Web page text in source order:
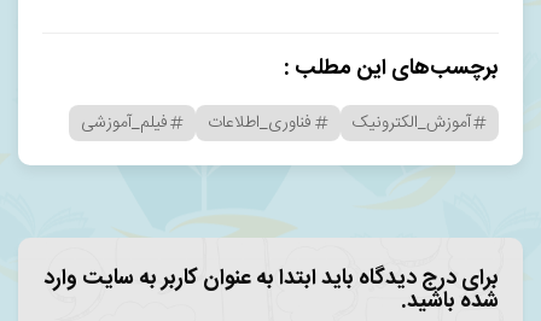
برچسب‌های این مطلب :
آموزش_الکترونیک فناوری_اطلاعات فیلم_آموزشی
برای درج دیدگاه باید ابتدا به عنوان کاربر به سایت وارد
شده باشید.